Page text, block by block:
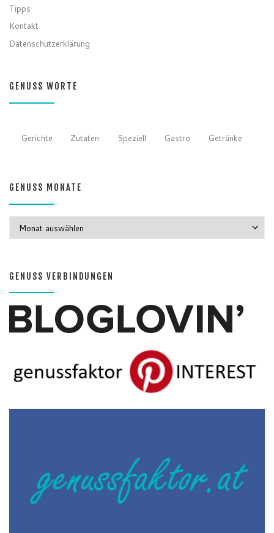
Tipps
Kontakt
Datenschutzerklärung
GENUSS WORTE
Gerichte Zutaten Speziell Gastro Getränke
GENUSS MONATE
GENUSS VERBINDUNGEN